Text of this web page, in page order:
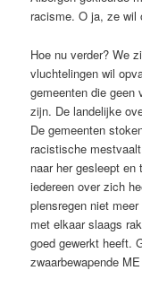
racisme. O ja, ze wil
Hoe nu verder? We
vluchtelingen wil
gemeenten die geen
zijn. De landelijke
De gemeenten
racistische
naar her gesleept
iedereen over zich
plensregen niet
met elkaar slaags
goed gewerkt heeft.
zwaarbewapende